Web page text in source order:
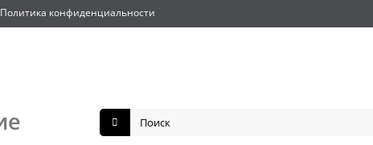
Политика конфиденциальности